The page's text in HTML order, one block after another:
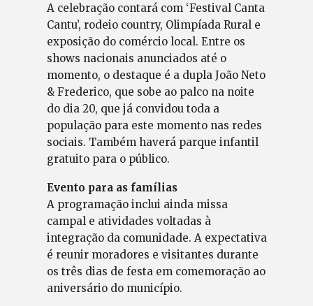
A celebração contará com ‘Festival Canta
Cantu’, rodeio country, Olimpíada Rural e
exposição do comércio local. Entre os
shows nacionais anunciados até o
momento, o destaque é a dupla João Neto
& Frederico, que sobe ao palco na noite
do dia 20, que já convidou toda a
população para este momento nas redes
sociais. Também haverá parque infantil
gratuito para o público.
Evento para as famílias
A programação inclui ainda missa
campal e atividades voltadas à
integração da comunidade. A expectativa
é reunir moradores e visitantes durante
os três dias de festa em comemoração ao
aniversário do município.